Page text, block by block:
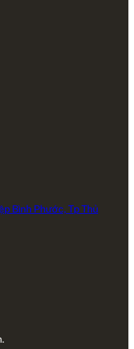
Bình Phước, Tp Thủ